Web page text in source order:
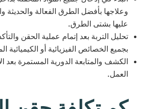
وعلاجها بأفضل الطرق الفعالة والحديثة
عليها بشتى الطرق.
تحليل التربة بعد إتمام عملية الحقن
بجميع الخصائص الفيزيائية أو الكيميائية
الكشف والمتابعة الدورية المستمرة بعد
العمل.